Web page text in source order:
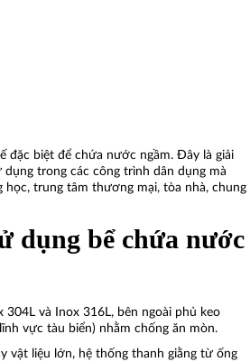
đặc biệt để chứa nước ngầm. Đây là giải
trong các công trình dân dụng mà
trung tâm thương mại, tòa nhà, chung
dụng bể chứa nước
và Inox 316L, bên ngoài phủ keo
vực tàu biển) nhằm chống ăn mòn.
vật liệu lớn, hệ thống thanh giằng từ ống